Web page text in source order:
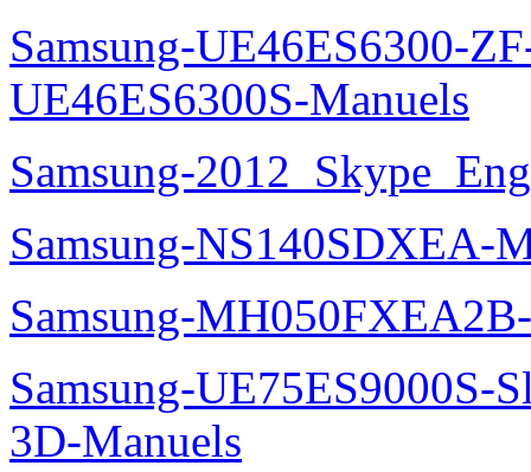
Samsung-UE46ES6300-
UE46ES6300S-Manuels
Samsung-
Samsung-NS140SDXEA-
Samsung-
Samsung-
3D-Manuels